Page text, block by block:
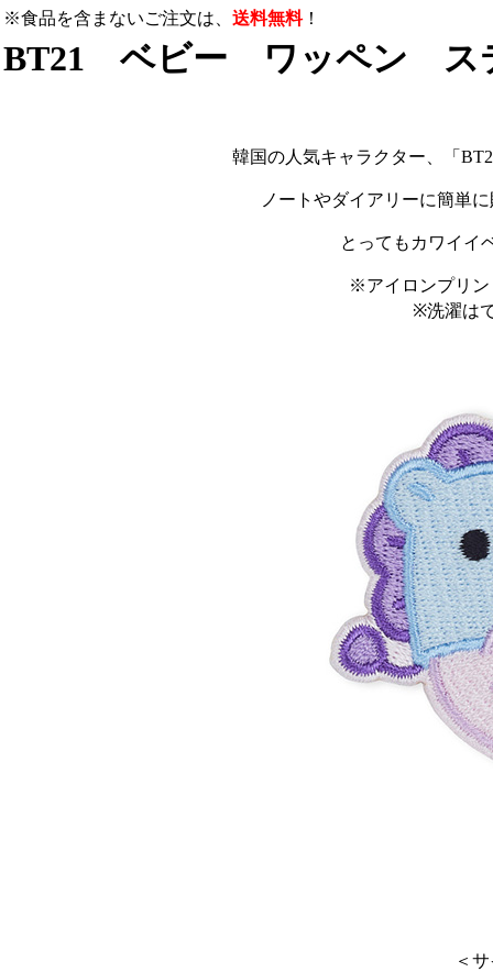
※食品を含まないご注文は、 送料無料！
BT21 ベビー ワッペン ス
韓国の人気キャラクター、「
ノートやダイアリーに簡単
とってもカワイイ
※アイロンプリン
※洗濯は
＜